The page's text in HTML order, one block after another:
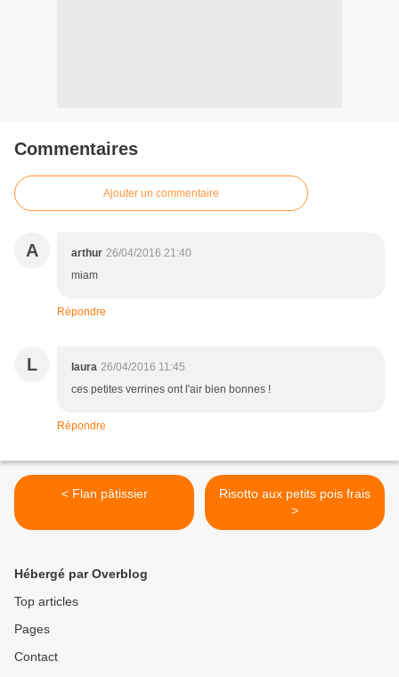
Commentaires
Ajouter un commentaire
A arthur 26/04/2016 21:40
miam
Répondre
L laura 26/04/2016 11:45
ces petites verrines ont l'air bien bonnes !
Répondre
< Flan pâtissier
Risotto aux petits pois frais
>
Hébergé par Overblog
Top articles
Pages
Contact